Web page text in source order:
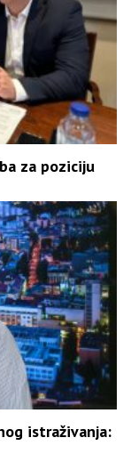
za poziciju
istraživanja: